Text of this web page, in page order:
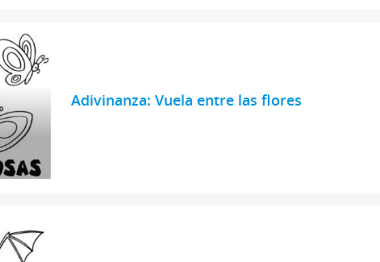
Adivinanza: Vuela entre las flores